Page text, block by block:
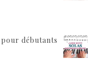
débutants